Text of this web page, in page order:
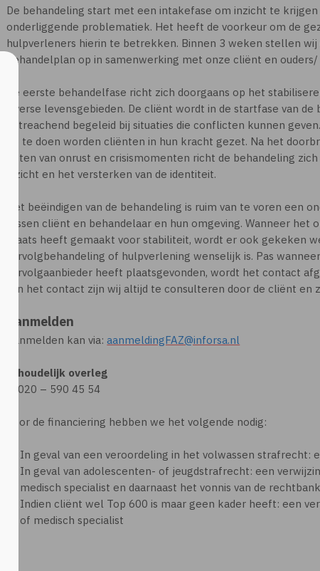
De behandeling start met een intakefase om inzicht te
onderliggende problematiek. Het heeft de voorkeur om de
hulpverleners hierin te betrekken. Binnen 3 weken stellen wij
behandelplan op in samenwerking met onze cliënt en
De eerste behandelfase richt zich doorgaans op het
diverse levensgebieden. De cliënt wordt in de startfase van
outreachend begeleid bij situaties die conflicten kunnen
op te doen worden cliënten in hun kracht gezet. Na het
keten van onrust en crisismomenten richt de behandeling
inzicht en het versterken van de identiteit.
Het beëindigen van de behandeling is ruim van te voren een
tussen cliënt en behandelaar en hun omgeving. Wanneer het
plaats heeft gemaakt voor stabiliteit, wordt er ook gekeken
vervolgbehandeling of hulpverlening wenselijk is. Pas
vervolgaanbieder heeft plaatsgevonden, wordt het contact
van het contact zijn wij altijd te consulteren door de cliënt en
Aanmelden
Aanmelden kan via:aanmeldingFAZ@inforsa.nl
Inhoudelijk overleg
T. 020 – 590 45 54
Voor de financiering hebben we het volgende nodig:
In geval van een veroordeling in het volwassen strafrecht:
In geval van adolescenten- of jeugdstrafrecht: een
medisch specialist en daarnaast het vonnis van de rechtbank
Indien cliënt wel Top 600 is maar geen kader heeft: een
of medisch specialist